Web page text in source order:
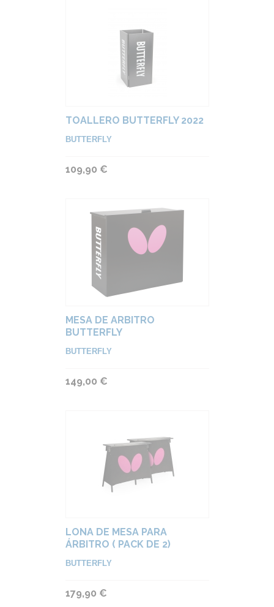
TOALLERO BUTTERFLY 2022
BUTTERFLY
109,90 €
MESA DE ARBITRO
BUTTERFLY
BUTTERFLY
149,00 €
LONA DE MESA PARA
ÁRBITRO ( PACK DE 2)
BUTTERFLY
179,90 €